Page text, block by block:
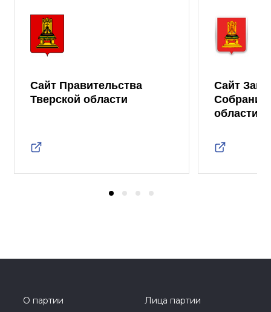
Сайт Правительства
Тверской области
Сайт
Собрания
области
О партии
Лица партии